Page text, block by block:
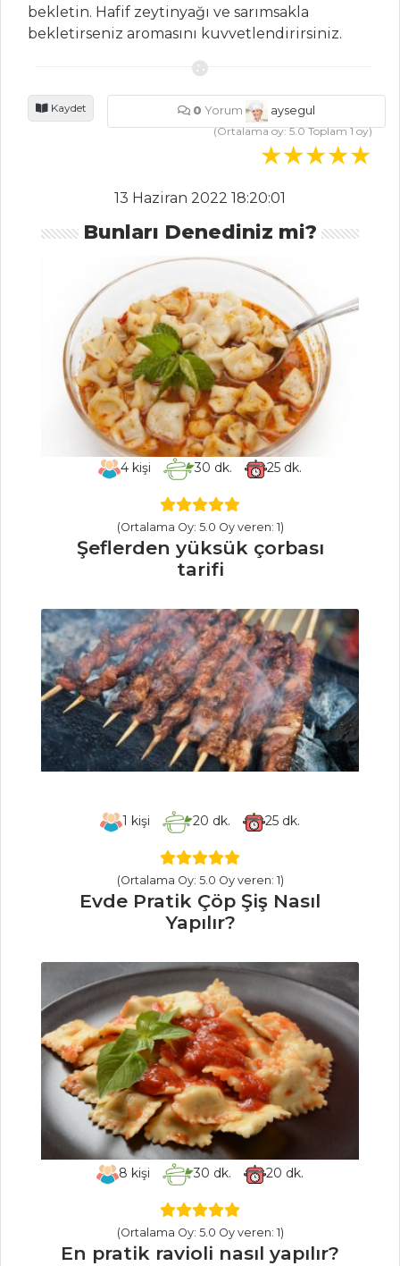
Piliç Topkapı
Tarifleri
TARTLAR
DOMATES
SOSLU, BONFİLE
PİZZA
Hamur İşleri Tüm
Tarifleri
MEZELER
Meksika Usulü
SOSLU MAVİ
Ekmek Üstü
Gurme Karides
Mezeler Tüm
Tarifleri
BALIK
YEMEKLERI
Levrek
Buğulama
Portakal Soslu
Ve Pazı Yaprağına
Sarılmış Somon
Balık Yemekleri
Tüm Tarifleri
SEBZE
YEMEKLERI
İtalyan Usulü
Pirinçli Patlıcan
Patlıcan Silkme
Dolma
bekletin. Hafif zeytinyağı ve sarımsakla
bekletirseniz aromasını kuvvetlendirirsiniz.
Kaydet 0 Yorum
aysegul
(Ortalama oy:5.0Toplam1oy)
13 Haziran 2022 18:20:01
Bunları Denediniz mi?
4 kişi 30 dk. 25dk.
(Ortalama Oy: 5.0 Oy veren: 1)
Şeflerden yüksük çorbası
tarifi
1 kişi 20 dk. 25 dk.
(Ortalama Oy: 5.0 Oy veren: 1)
Evde Pratik Çöp Şiş Nasıl
Yapılır?
8 kişi 30 dk. 20 dk.
(Ortalama Oy: 5.0 Oy veren: 1)
En pratik ravioli nasıl yapılır?